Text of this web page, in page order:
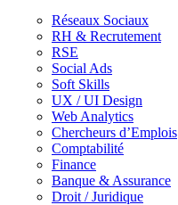
Réseaux Sociaux
RH & Recrutement
RSE
Social Ads
Soft Skills
UX / UI Design
Web Analytics
Chercheurs d’Emplois
Comptabilité
Finance
Banque & Assurance
Droit / Juridique